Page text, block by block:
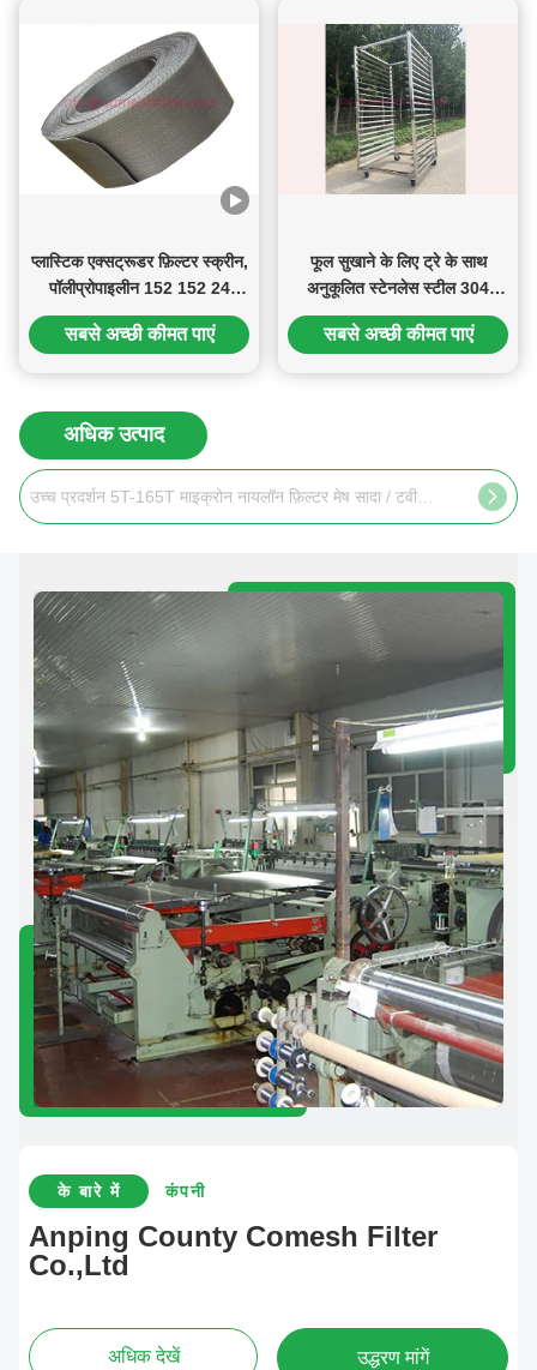
प्लास्टिक एक्सट्रूडर फ़िल्टर स्क्रीन,
पॉलीप्रोपाइलीन 152 152 24
फ़िल्टरिंग
सबसे अच्छी कीमत पाएं
फूल सुखाने के लिए ट्रे के साथ
अनुकूलित स्टेनलेस स्टील 304
ट्रॉली
सबसे अच्छी कीमत पाएं
अधिक उत्पाद
के बारे में कंपनी
Anping County Comesh Filter
Co.,Ltd
अधिक देखें उद्धरण मांगें